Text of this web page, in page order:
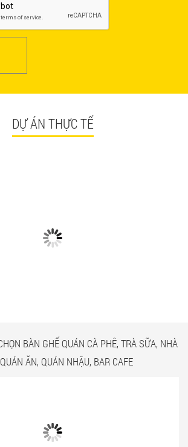
DỰ ÁN THỰC TẾ
BÀN GHẾ QUÁN CÀ PHÊ, TRÀ SỮA, NHÀ
ĂN, QUÁN NHẬU, BAR CAFE